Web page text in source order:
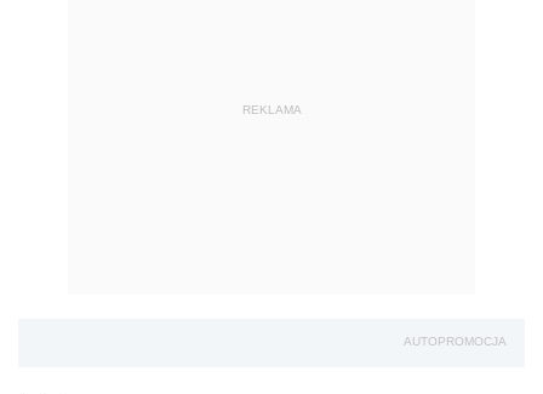
REKLAMA
AUTOPROMOCJA